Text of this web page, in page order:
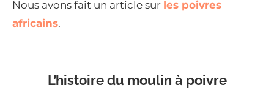
Nous avons fait un article sur les poivres
africains.
L’histoire du moulin à poivre